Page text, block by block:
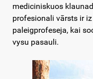
mediciniskuos
profesionali vārsts ir
paleigprofeseja, kai
vysu pasauli.